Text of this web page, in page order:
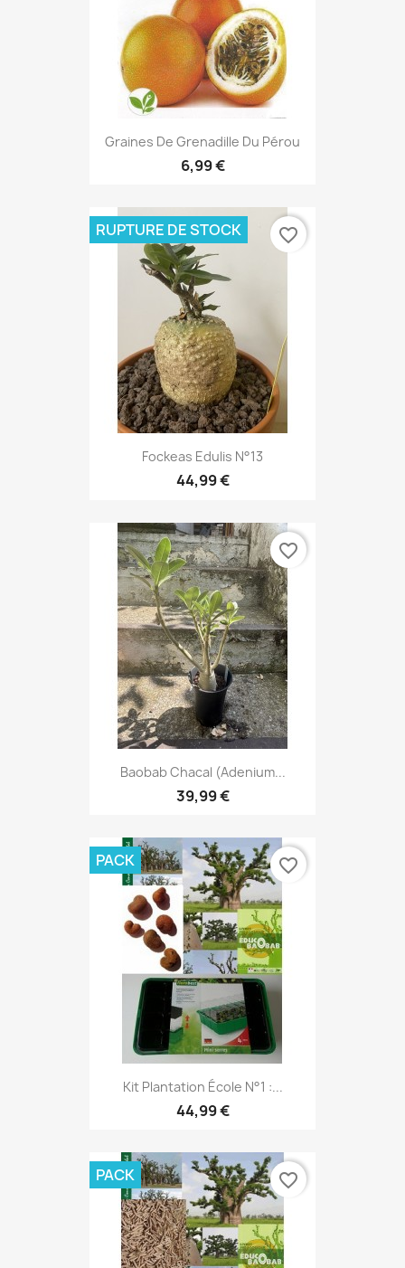
Graines De Grenadille Du Pérou
6,99 €
Fockeas Edulis N°13
44,99 €
RUPTURE DE STOCK favorite_border
Baobab Chacal (adenium...
39,99 €
favorite_border
Kit Plantation École N°1 :...
44,99 €
PACK favorite_border
PACK favorite_border